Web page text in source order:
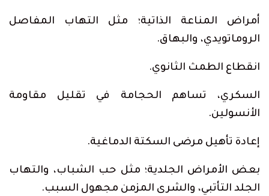
أمراض المناعة الذاتية؛ مثل التهاب المفاصل
الروماتويدي، والبهاق.
انقطاع الطمث الثانوي.
السكري، تساهم الحجامة في تقليل مقاومة
الأنسولين.
إعادة تأهيل مرضى السكتة الدماغية.
بعض الأمراض الجلدية؛ مثل حب الشباب، والتهاب
الجلد التأتبي، والشرى المزمن مجهول السبب.